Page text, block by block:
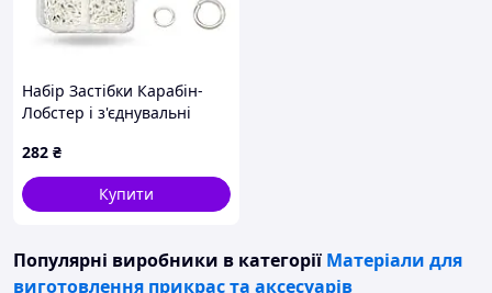
Набір Застібки Карабін-
Лобстер і з'єднувальні
мм/12 мм/14 мм/16 мм,
Колічки 6 мм і 7 мм, 230 (1
наб)
282 ₴
Купити
Популярні виробники в категорії Матеріали для
виготовлення прикрас та аксесуарів